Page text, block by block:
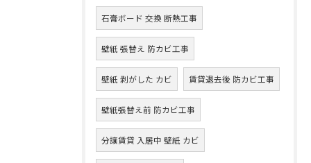
石膏ボード 交換 断熱工事
壁紙 張替え 防カビ工事
壁紙 剥がした カビ 賃貸退去後 防カビ工事
壁紙張替え前 防カビ工事
分譲賃貸 入居中 壁紙 カビ